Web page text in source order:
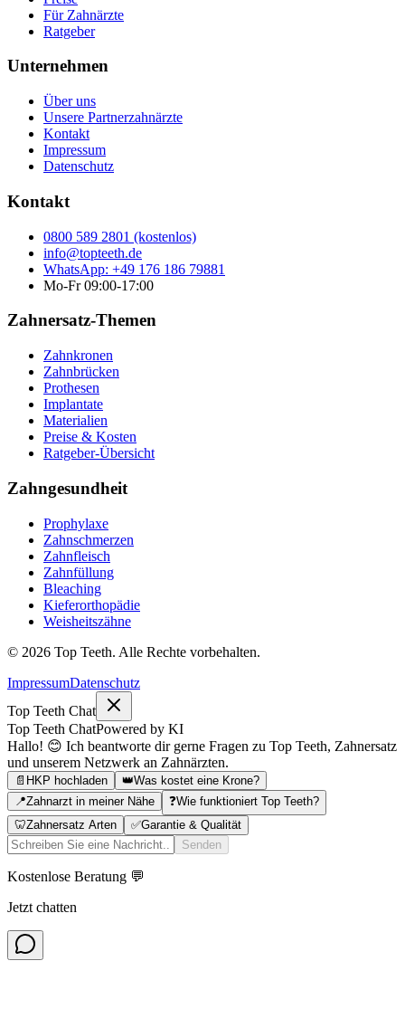
Für Zahnärzte
Ratgeber
Unternehmen
Über uns
Unsere Partnerzahnärzte
Kontakt
Impressum
Datenschutz
Kontakt
0800 589 2801 (kostenlos)
info@topteeth.de
WhatsApp: +49 176 186 79881
Mo-Fr 09:00-17:00
Zahnersatz-Themen
Zahnkronen
Zahnbrücken
Prothesen
Implantate
Materialien
Preise & Kosten
Ratgeber-Übersicht
Zahngesundheit
Prophylaxe
Zahnschmerzen
Zahnfleisch
Zahnfüllung
Bleaching
Kieferorthopädie
Weisheitszähne
© 2026 Top Teeth. Alle Rechte vorbehalten.
ImpressumDatenschutz
Top Teeth Chat
Top Teeth ChatPowered by KI
Hallo! 😊 Ich beantworte dir gerne Fragen zu Top Teeth, Zahnersatz
und unserem Netzwerk an Zahnärzten.
📄 HKP hochladen 👑Was kostet eine Krone?
📍Zahnarzt in meiner Nähe ❓Wie funktioniert Top Teeth?
🦷Zahnersatz Arten ✅Garantie & Qualität
Senden
Kostenlose Beratung 💬
Jetzt chatten